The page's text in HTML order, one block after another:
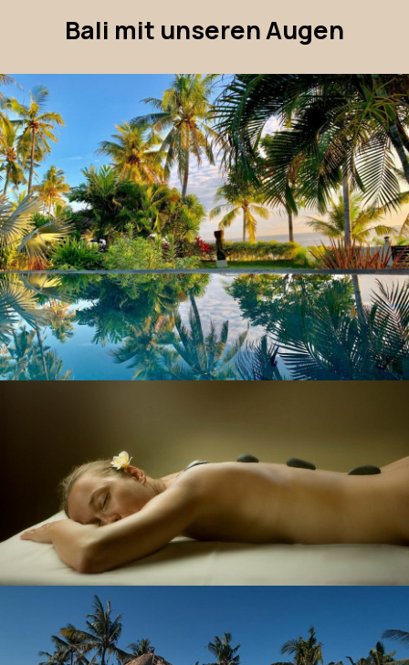
Bali mit unseren Augen